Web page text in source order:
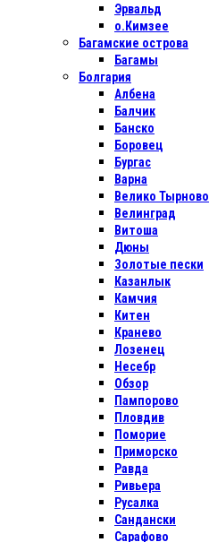
Эрвальд
о.Кимзее
Багамские острова
Багамы
Болгария
Албена
Балчик
Банско
Боровец
Бургас
Варна
Велико Тырново
Велинград
Витоша
Дюны
Золотые пески
Казанлык
Камчия
Китен
Кранево
Лозенец
Несебр
Обзор
Пампорово
Пловдив
Поморие
Приморско
Равда
Ривьера
Русалка
Сандански
Сарафово